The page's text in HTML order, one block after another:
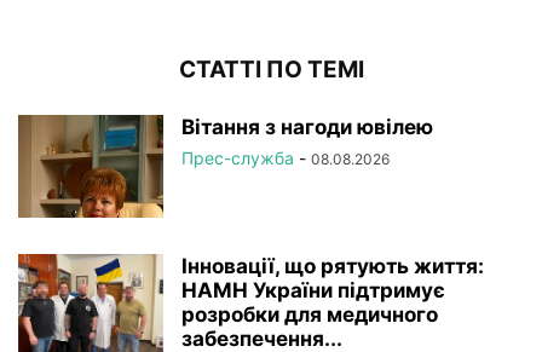
СТАТТІ ПО ТЕМІ
Вітання з нагоди ювілею
Прес-служба - 08.08.2026
Інновації, що рятують життя:
НАМН України підтримує
розробки для медичного
забезпечення...